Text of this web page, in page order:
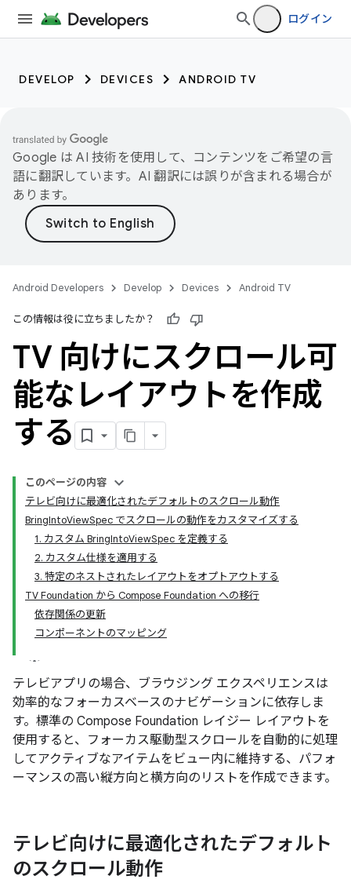
ログイン
DEVELOP DEVICES ANDROID TV
Google は AI 技術を使用して、コンテンツをご希望の言
語に翻訳しています。AI 翻訳には誤りが含まれる場合が
あります。
Android Developers Develop Devices Android TV
この情報は役に立ちましたか？
TV 向けにスクロール可
能なレイアウトを作成
する
このページの内容
テレビ向けに最適化されたデフォルトのスクロール動作
BringIntoViewSpec でスクロールの動作をカスタマイズする
1. カスタム BringIntoViewSpec を定義する
2. カスタム仕様を適用する
3. 特定のネストされたレイアウトをオプトアウトする
TV Foundation から Compose Foundation への移行
依存関係の更新
コンポーネントのマッピング
テレビアプリの場合、ブラウジング エクスペリエンスは
効率的なフォーカスベースのナビゲーションに依存しま
す。標準の Compose Foundation レイジー レイアウトを
使用すると、フォーカス駆動型スクロールを自動的に処理
してアクティブなアイテムをビュー内に維持する、パフォ
ーマンスの高い縦方向と横方向のリストを作成できます。
テレビ向けに最適化されたデフォルト
のスクロール動作